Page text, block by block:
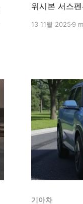
위시본 서스
량 무게 대비
13 11월 20259
기아차